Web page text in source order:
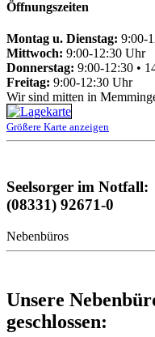
Öffnungszeiten
Montag u. Dienstag: 9:00-
Mittwoch: 9:00-12:30 Uhr
Donnerstag: 9:00-12:30 •
Freitag: 9:00-12:30 Uhr
Wir sind mitten in
Größere Karte anzeigen
Seelsorger im Notfall:
(08331) 92671-0
Nebenbüros
Unsere
geschlossen: